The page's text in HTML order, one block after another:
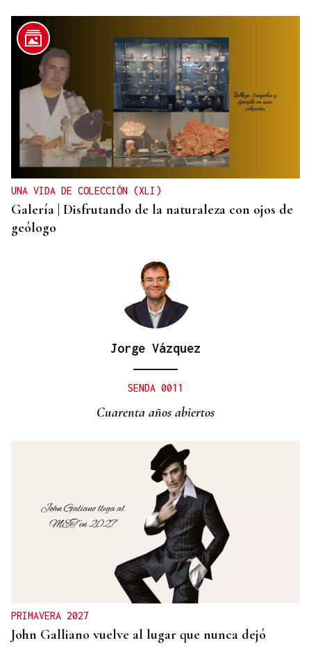
SUSTITUTO DEL OURENSANO
Vázquez Alvite, nuevo presidente del Comité
Técnico en Galicia
UNA VIDA DE COLECCIÓN (XLI)
Galería | Disfrutando de la naturaleza con ojos de
geólogo
Jorge Vázquez
SENDA 0011
Cuarenta años abiertos
PRIMAVERA 2027
John Galliano vuelve al lugar que nunca dejó